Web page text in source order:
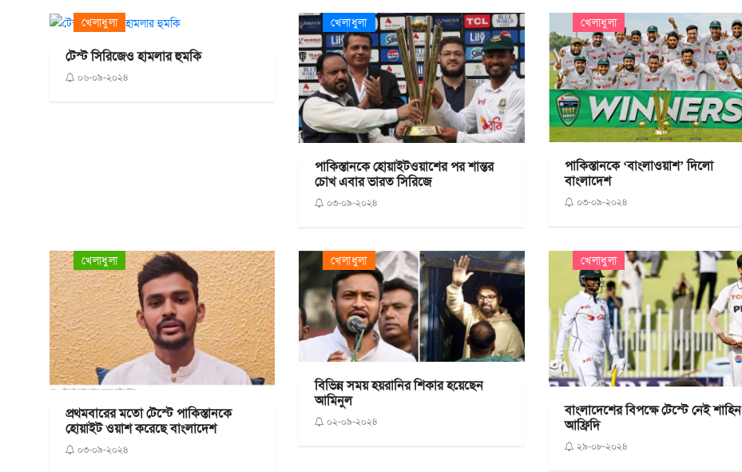
খেলাধুলা
টেস্ট সিরিজেও হামলার হুমকি
০৬-০৯-২০২৪
খেলাধুলা
পাকিস্তানকে হোয়াইটওয়াশের পর শান্তর
চোখ এবার ভারত সিরিজে
০৩-০৯-২০২৪
খেলাধুলা
পাকিস্তানকে ‘বাংলাওয়াশ’ দিলো
বাংলাদেশ
০৩-০৯-২০২৪
খেলাধুলা
প্রথমবারের মতো টেস্টে পাকিস্তানকে
হোয়াইট ওয়াশ করেছে বাংলাদেশ
০৩-০৯-২০২৪
খেলাধুলা
বিভিন্ন সময় হয়রানির শিকার হয়েছেন
আমিনুল
০২-০৯-২০২৪
খেলাধুলা
বাংলাদেশের বিপক্ষে টেস্টে নেই শাহিন
আফ্রিদি
২৯-০৮-২০২৪